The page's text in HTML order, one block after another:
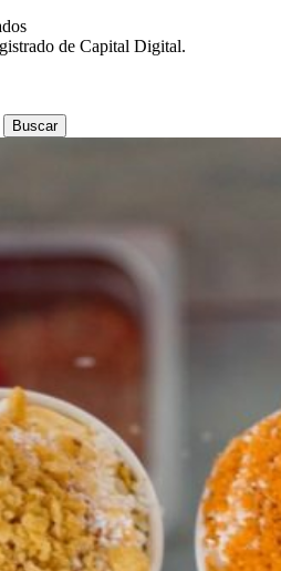
de Capital Digital.
Buscar